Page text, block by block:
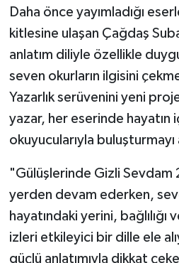
Daha önce yayımladığı
kitlesine ulaşan Çağdaş
anlatım diliyle özellikle
seven okurların ilgisini
Yazarlık serüvenini yeni
yazar, her eserinde hayatın
okuyucularıyla buluşturmayı
"Gülüşlerinde Gizli Sevdam
yerden devam ederken,
hayatındaki yerini, bağlılığı
izleri etkileyici bir dille ele
güçlü anlatımıyla dikkat